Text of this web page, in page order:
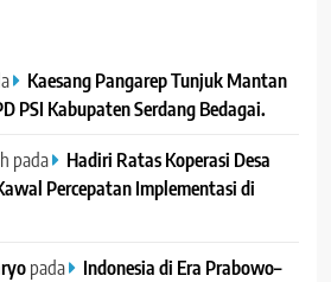
Kaesang Pangarep Tunjuk Mantan
PSI Kabupaten Serdang Bedagai.
pada
Hadiri Ratas Koperasi Desa
Percepatan Implementasi di
pada
Indonesia di Era Prabowo–